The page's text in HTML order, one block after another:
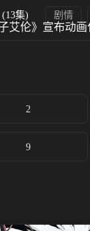
(13集) 剧情
艾伦》宣布动画
2
9